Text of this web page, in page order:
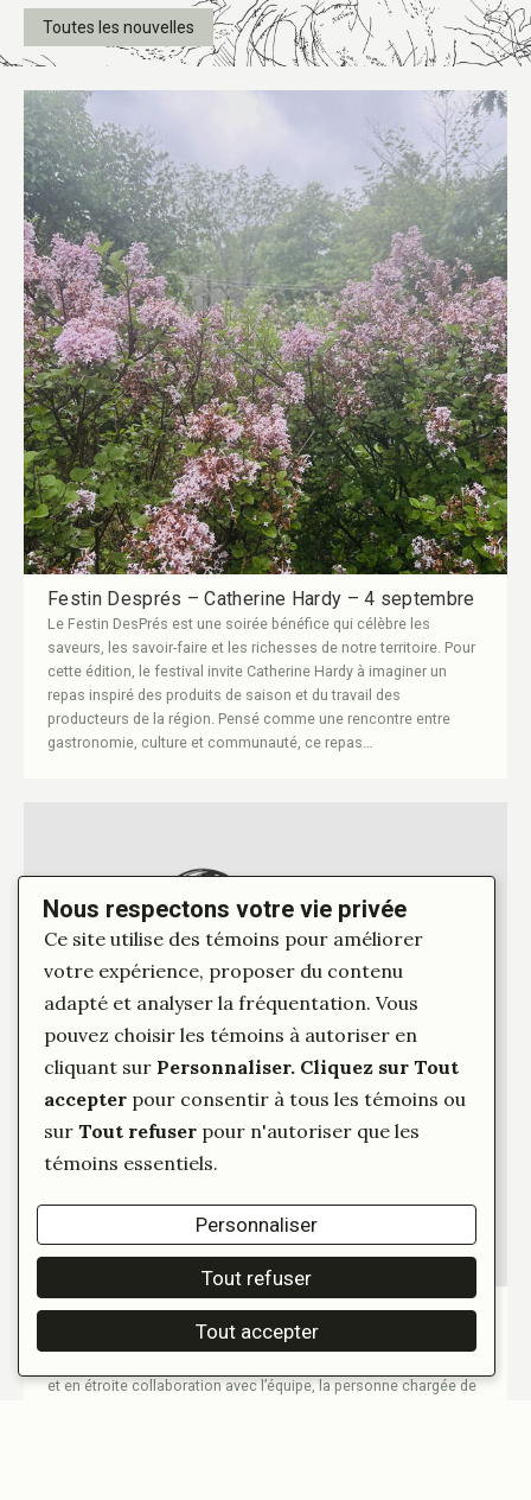
Toutes les nouvelles
Festin Després – Catherine Hardy – 4 septembre
Le Festin DesPrés est une soirée bénéfice qui célèbre les
saveurs, les savoir-faire et les richesses de notre territoire. Pour
cette édition, le festival invite Catherine Hardy à imaginer un
repas inspiré des produits de saison et du travail des
producteurs de la région. Pensé comme une rencontre entre
gastronomie, culture et communauté, ce repas…
Offre d’emploi : Ouvrier.ère en aménagement
paysager et entretien des terrains
et en étroite collaboration avec l’équipe, la personne chargée de
Nous respectons votre vie privée
Ce site utilise des témoins pour améliorer
votre expérience, proposer du contenu
adapté et analyser la fréquentation. Vous
pouvez choisir les témoins à autoriser en
cliquant sur Personnaliser. Cliquez sur Tout
accepter pour consentir à tous les témoins ou
sur Tout refuser pour n'autoriser que les
témoins essentiels.
Personnaliser
Tout refuser
Tout accepter